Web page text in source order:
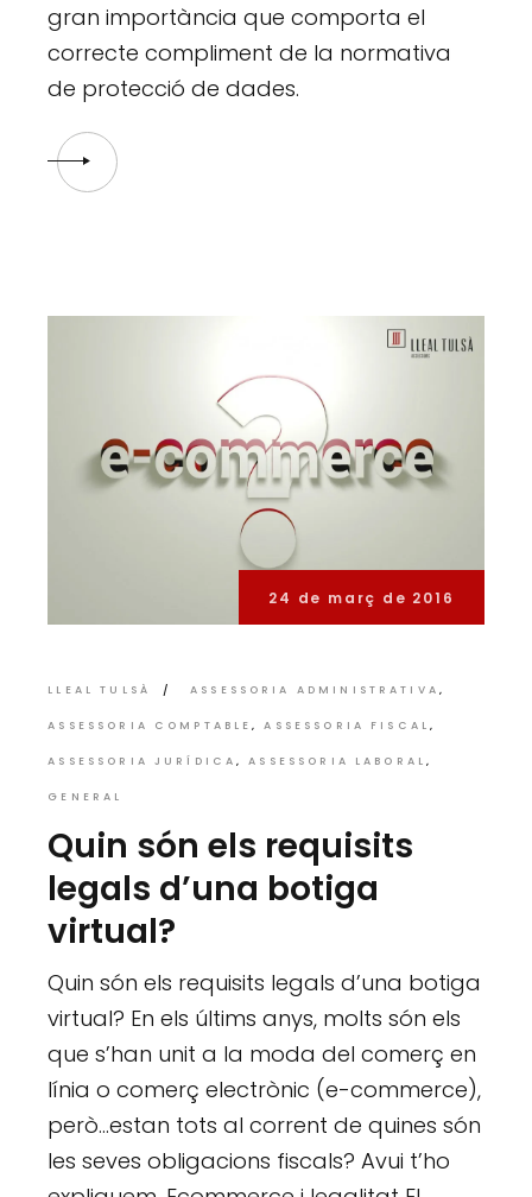
gran importància que comporta el
correcte compliment de la normativa
de protecció de dades.
24 de març de 2016
LLEAL TULSÀ ASSESSORIA ADMINISTRATIVA
ASSESSORIA COMPTABLE ASSESSORIA FISCAL
ASSESSORIA JURÍDICA ASSESSORIA LABORAL
GENERAL
Quin són els requisits
legals d’una botiga
virtual?
Quin són els requisits legals d’una botiga
virtual? En els últims anys, molts són els
que s’han unit a la moda del comerç en
línia o comerç electrònic (e-commerce),
però…estan tots al corrent de quines són
les seves obligacions fiscals? Avui t’ho